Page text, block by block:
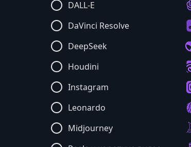
DALL-E
DaVinci Resolve
DeepSeek
Houdini
Instagram
Leonardo
Midjourney